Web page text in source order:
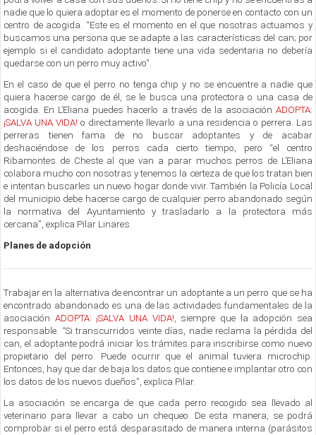
nadie que lo quiera adoptar es el momento de ponerse en contacto con un
centro de acogida. “Este es el momento en el que nosotras actuamos y
buscamos una persona que se adapte a las características del can; por
ejemplo si el candidato adoptante tiene una vida sedentaria no debería
quedarse con un perro muy activo”.
En el caso de que el perro no tenga chip y no se encuentre a nadie que
quiera hacerse cargo de él, se le busca una protectora o una casa de
acogida. En L’Eliana puedes hacerlo a través de la asociación ADOPTA:
¡SALVA UNA VIDA! o directamente llevarlo a una residencia o perrera. Las
perreras tienen fama de no buscar adoptantes y de acabar
deshaciéndose de los perros cada cierto tiempo, pero “el centro
Ribamontes de Cheste al que van a parar muchos perros de L’Eliana
colabora mucho con nosotras y tenemos la certeza de que los tratan bien
e intentan buscarles un nuevo hogar donde vivir. También la Policía Local
del municipio debe hacerse cargo de cualquier perro abandonado según
la normativa del Ayuntamiento y trasladarlo a la protectora más
cercana”, explica Pilar Linares.
Planes de adopción
Trabajar en la alternativa de encontrar un adoptante a un perro que se ha
encontrado abandonado es una de las actividades fundamentales de la
asociación ADOPTA: ¡SALVA UNA VIDA!, siempre que la adopción sea
responsable. “Si transcurridos veinte días, nadie reclama la pérdida del
can, el adoptante podrá iniciar los trámites para inscribirse como nuevo
propietario del perro. Puede ocurrir que el animal tuviera microchip.
Entonces, hay que dar de baja los datos que contiene e implantar otro con
los datos de los nuevos dueños”, explica Pilar.
La asociación se encarga de que cada perro recogido sea llevado al
veterinario para llevar a cabo un chequeo. De esta manera, se podrá
comprobar si el perro está desparasitado de manera interna (parásitos